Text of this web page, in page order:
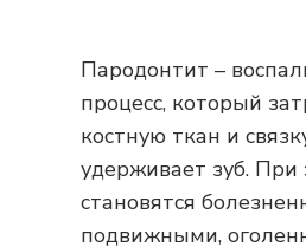
Пародонтит –
процесс, который
костную ткан и
удерживает зуб. При
становятся
подвижными,